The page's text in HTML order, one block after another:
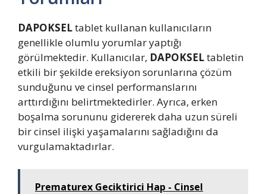
DAPOKSELtablet kullanan kullanıcıların
genellikle olumlu yorumlar yaptığı
görülmektedir. Kullanıcılar, DAPOKSELtabletin
etkili bir şekilde ereksiyon sorunlarına çözüm
sunduğunu ve cinsel performanslarını
arttırdığını belirtmektedirler. Ayrıca, erken
boşalma sorununu gidererek daha uzun süreli
bir cinsel ilişki yaşamalarını sağladığını da
vurgulamaktadırlar.
Prematurex Geciktirici Hap - Cinsel